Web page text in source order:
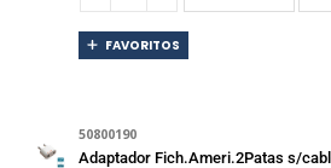
FAVORITOS
50800190
Adaptador Fich.Ameri.2Patas s/